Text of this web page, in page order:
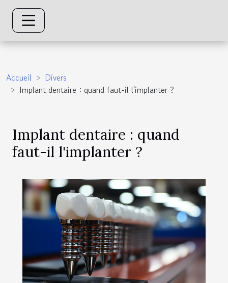
Accueil
Divers
Implant dentaire : quand faut-il l'implanter ?
Implant dentaire : quand
faut-il l'implanter ?